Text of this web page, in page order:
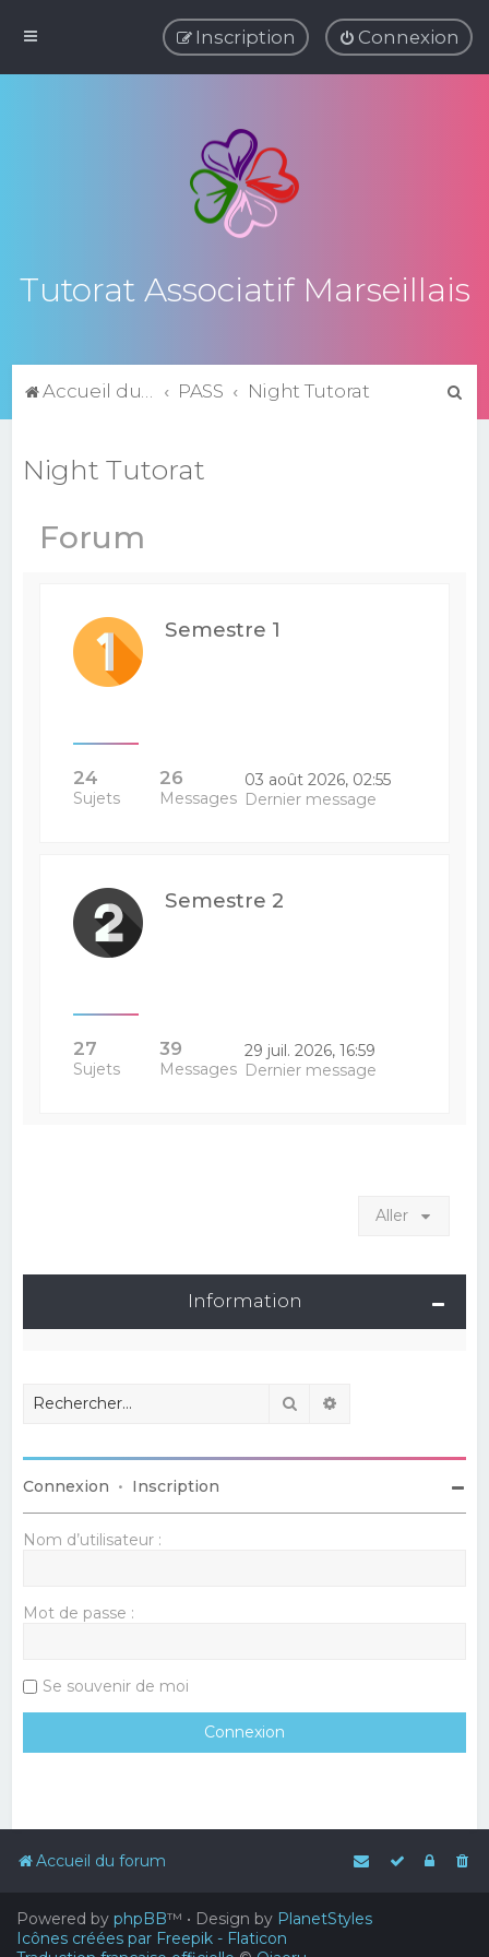
Connexion
Inscription
Tutorat Associatif Marseillais
Accueil du forum PASS Night Tutorat
Night Tutorat
Forum
Semestre 1
24
Sujets
26
Messages
03 août 2026, 02:55
Dernier message
Semestre 2
27
Sujets
39
Messages
29 juil. 2026, 16:59
Dernier message
Aller
Information
Rechercher
Connexion • Inscription
Nom d’utilisateur :
Mot de passe :
Se souvenir de moi
Accueil du forum
Powered by phpBB™ • Design by PlanetStyles
Icônes créées par Freepik - Flaticon